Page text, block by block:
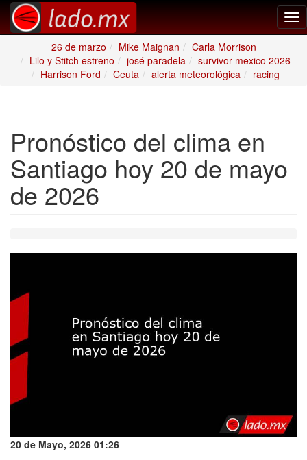
26 de marzo
Mike Maignan
Carla Morrison
Lilo y Stitch estreno
josé paradela
survivor mexico 2026
Harrison Ford
Ceuta alerta meteorológica racing
Pronóstico del clima en
Santiago hoy 20 de mayo
de 2026
20 de Mayo, 2026 01:26